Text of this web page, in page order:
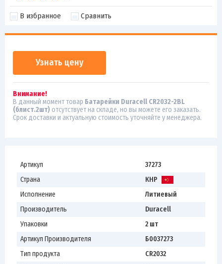
В избранное Сравнить
Узнать цену
Внимание!
В данный момент товар Батарейки Duracell CR2032-2BL
(блист.2шт) отсутствует на складе, но вы можете его заказать.
Срок доставки и актуальную стоимость уточняйте у менеджера.
Артикул
37273
Страна
КНР
Исполнение
Литиевый
Производитель
Duracell
Упаковки
2 шт
Артикул Производителя
Б0037273
Тип продукта
CR2032